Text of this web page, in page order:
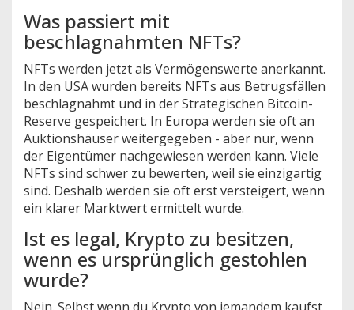
Was passiert mit
beschlagnahmten NFTs?
NFTs werden jetzt als Vermögenswerte anerkannt.
In den USA wurden bereits NFTs aus Betrugsfällen
beschlagnahmt und in der Strategischen Bitcoin-
Reserve gespeichert. In Europa werden sie oft an
Auktionshäuser weitergegeben - aber nur, wenn
der Eigentümer nachgewiesen werden kann. Viele
NFTs sind schwer zu bewerten, weil sie einzigartig
sind. Deshalb werden sie oft erst versteigert, wenn
ein klarer Marktwert ermittelt wurde.
Ist es legal, Krypto zu besitzen,
wenn es ursprünglich gestohlen
wurde?